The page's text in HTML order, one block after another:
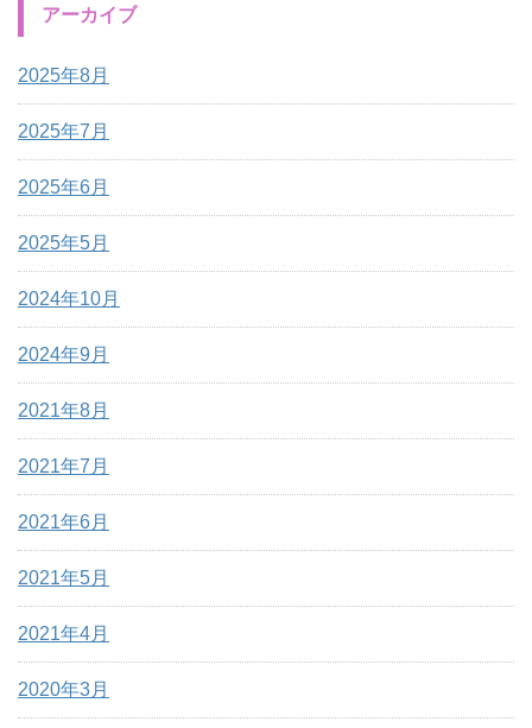
アーカイブ
2025年8月
2025年7月
2025年6月
2025年5月
2024年10月
2024年9月
2021年8月
2021年7月
2021年6月
2021年5月
2021年4月
2020年3月